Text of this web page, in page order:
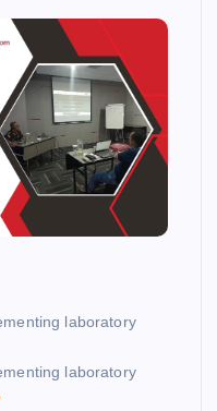
laboratory
laboratory